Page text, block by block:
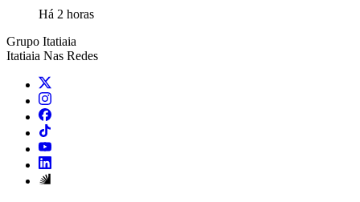
Há 2 horas
Grupo Itatiaia
Itatiaia Nas Redes